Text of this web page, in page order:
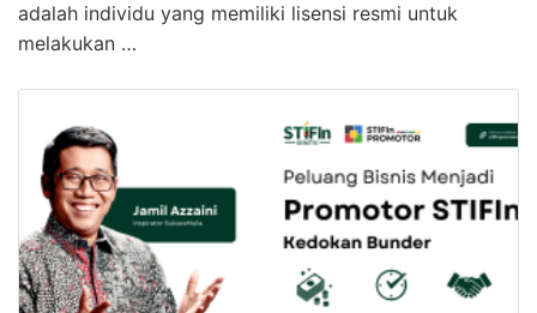
adalah individu yang memiliki lisensi resmi untuk
melakukan …